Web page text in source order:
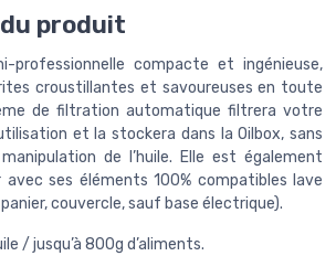
produit
professionnelle compacte et ingénieuse,
croustillantes et savoureuses en toute
de filtration automatique filtrera votre
et la stockera dans la Oilbox, sans
de l’huile. Elle est également
ses éléments 100% compatibles lave
couvercle, sauf base électrique).
/ jusqu’à 800g d’aliments.